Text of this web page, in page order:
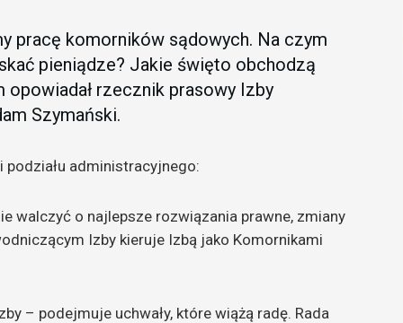
pracę komorników sądowych. Na czym
pieniądze? Jakie święto obchodzą
opowiadał rzecznik prasowy Izby
Szymański.
podziału administracyjnego:
walczyć o najlepsze rozwiązania prawne, zmiany
Izby kieruje Izbą jako Komornikami
– podejmuje uchwały, które wiążą radę. Rada